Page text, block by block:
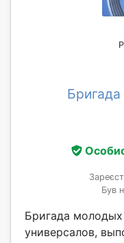
Був
Бригада
универсалов,